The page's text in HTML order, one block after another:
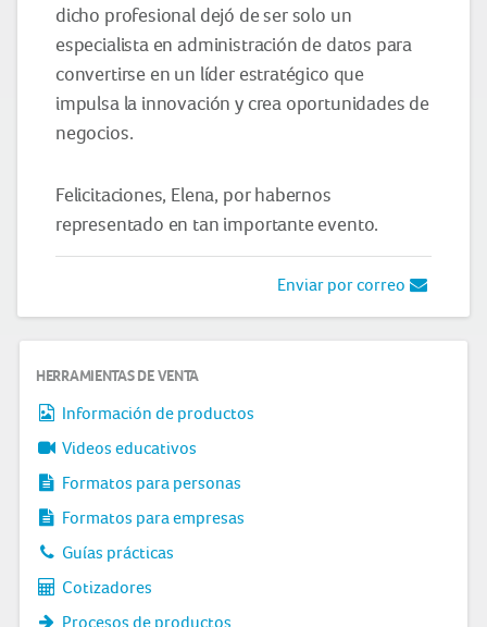
dicho profesional dejó de ser solo un
especialista en administración de datos para
convertirse en un líder estratégico que
impulsa la innovación y crea oportunidades de
negocios.
Felicitaciones, Elena, por habernos
representado en tan importante evento.
Enviar por correo
HERRAMIENTAS DE VENTA
Información de productos
Videos educativos
Formatos para personas
Formatos para empresas
Guías prácticas
Cotizadores
Procesos de productos